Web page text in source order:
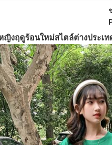
ญิงฤดูร้อนใหม่สไตล์ต่างประเ